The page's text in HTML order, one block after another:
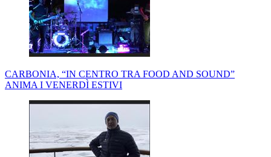
CARBONIA, “IN CENTRO TRA FOOD AND SOUND”
ANIMA I VENERDÌ ESTIVI